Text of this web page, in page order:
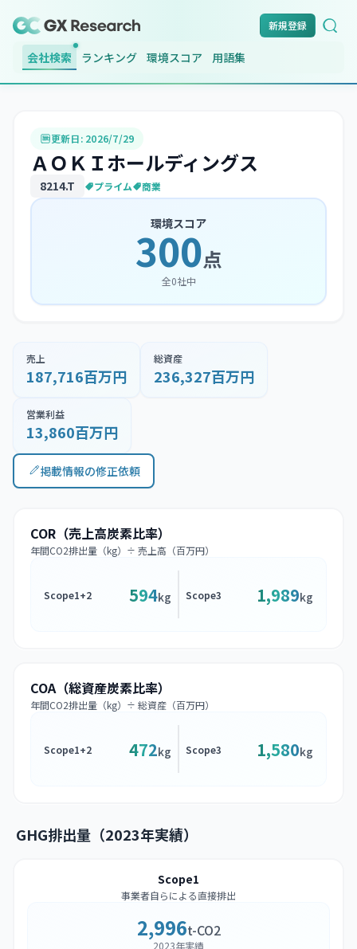
新規登録
会社検索 ランキング 環境スコア 用語集
更新日: 2026/7/29
ＡＯＫＩホールディングス
8214.T プライム 商業
環境スコア
300点
全0社中
売上
187,716百万円
総資産
236,327百万円
営業利益
13,860百万円
掲載情報の修正依頼
COR（売上高炭素比率）
年間CO2排出量（kg）÷ 売上高（百万円）
Scope1+2 594kg Scope3 1,989kg
COA（総資産炭素比率）
年間CO2排出量（kg）÷ 総資産（百万円）
Scope1+2 472kg Scope3 1,580kg
GHG排出量（2023年実績）
Scope1
事業者自らによる直接排出
2,996t-CO2
2023年実績